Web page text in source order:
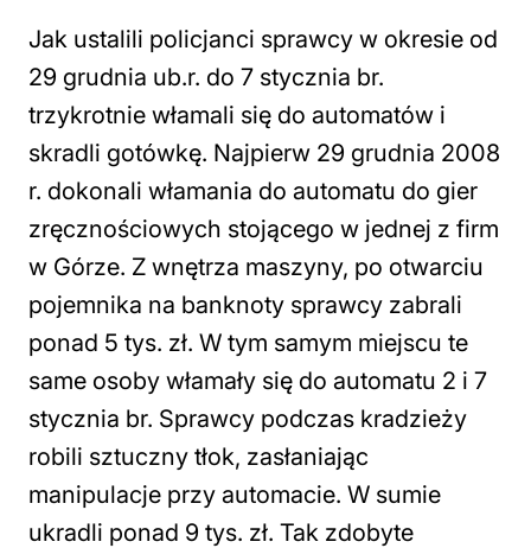
Jak ustalili policjanci sprawcy w okresie od
29 grudnia ub.r. do 7 stycznia br.
trzykrotnie włamali się do automatów i
skradli gotówkę. Najpierw 29 grudnia 2008
r. dokonali włamania do automatu do gier
zręcznościowych stojącego w jednej z firm
w Górze. Z wnętrza maszyny, po otwarciu
pojemnika na banknoty sprawcy zabrali
ponad 5 tys. zł. W tym samym miejscu te
same osoby włamały się do automatu 2 i 7
stycznia br. Sprawcy podczas kradzieży
robili sztuczny tłok, zasłaniając
manipulacje przy automacie. W sumie
ukradli ponad 9 tys. zł. Tak zdobyte